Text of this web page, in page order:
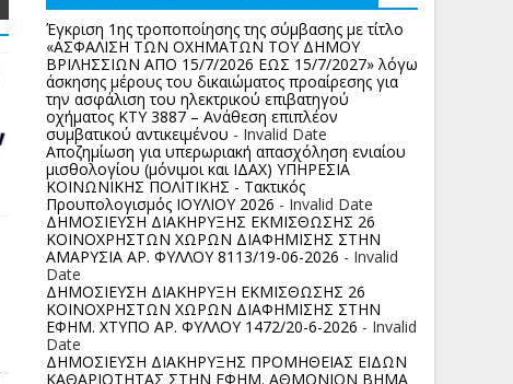
Έγκριση 1ης τροποποίησης της σύμβασης με τίτλο
«ΑΣΦΑΛΙΣΗ ΤΩΝ ΟΧΗΜΑΤΩΝ ΤΟΥ ΔΗΜΟΥ
ΒΡΙΛΗΣΣΙΩΝ ΑΠΟ 15/7/2026 ΕΩΣ 15/7/2027» λόγω
άσκησης μέρους του δικαιώματος προαίρεσης για
την ασφάλιση του ηλεκτρικού επιβατηγού
οχήματος ΚΤΥ 3887 – Ανάθεση επιπλέον
συμβατικού αντικειμένου - Invalid Date
Αποζημίωση για υπερωριακή απασχόληση ενιαίου
μισθολογίου (μόνιμοι και ΙΔΑΧ) ΥΠΗΡΕΣΙΑ
ΚΟΙΝΩΝΙΚΗΣ ΠΟΛΙΤΙΚΗΣ - Τακτικός
Προυπολογισμός ΙΟΥΛΙΟΥ 2026 - Invalid Date
ΔΗΜΟΣΙΕΥΣΗ ΔΙΑΚΗΡΥΞΗΣ ΕΚΜΙΣΘΩΣΗΣ 26
ΚΟΙΝΟΧΡΗΣΤΩΝ ΧΩΡΩΝ ΔΙΑΦΗΜΙΣΗΣ ΣΤΗΝ
ΑΜΑΡΥΣΙΑ ΑΡ. ΦΥΛΛΟΥ 8113/19-06-2026 - Invalid
Date
ΔΗΜΟΣΙΕΥΣΗ ΔΙΑΚΗΡΥΞΗ ΕΚΜΙΣΘΩΣΗΣ 26
ΚΟΙΝΟΧΡΗΣΤΩΝ ΧΩΡΩΝ ΔΙΑΦΗΜΙΣΗΣ ΣΤΗΝ
ΕΦΗΜ. ΧΤΥΠΟ ΑΡ. ΦΥΛΛΟΥ 1472/20-6-2026 - Invalid
Date
ΔΗΜΟΣΙΕΥΣΗ ΔΙΑΚΗΡΥΞΗΣ ΠΡΟΜΗΘΕΙΑΣ ΕΙΔΩΝ
ΚΑΘΑΡΙΟΤΗΤΑΣ ΣΤΗΝ ΕΦΗΜ. ΑΘΜΟΝΙΟΝ ΒΗΜΑ